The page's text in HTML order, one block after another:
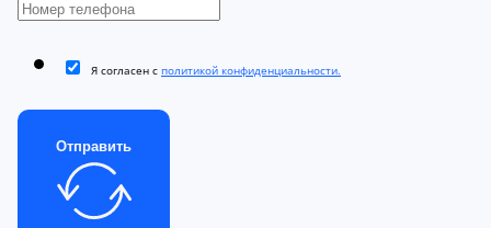
Я согласен с политикой конфиденциальности.
Отправить